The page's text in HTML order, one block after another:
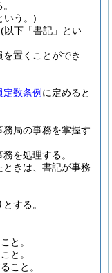
いう。)
(以下「書記」とい
置くことができ
定数条例 に定めると
局の事務を掌握す
を処理する。
きは、書記が事務
する。
と。
と。
こと。